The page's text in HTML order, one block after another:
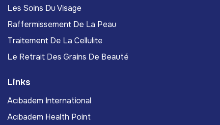
Les Soins Du Visage
Raffermissement De La Peau
Traitement De La Cellulite
Le Retrait Des Grains De Beauté
Links
Acıbadem International
Acıbadem Health Point